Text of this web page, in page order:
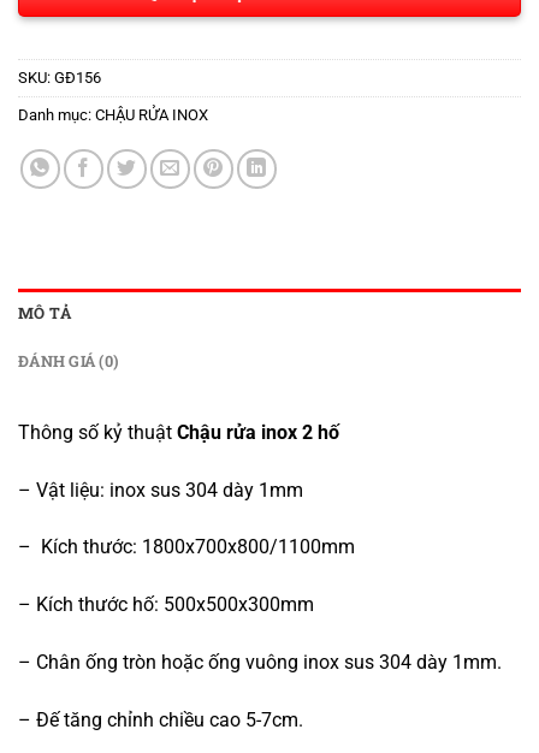
SKU: GĐ156
Danh mục: CHẬU RỬA INOX
MÔ TẢ
ĐÁNH GIÁ (0)
Thông số kỷ thuật Chậu rửa inox 2 hố
– Vật liệu: inox sus 304 dày 1mm
– Kích thước: 1800x700x800/1100mm
– Kích thước hố: 500x500x300mm
– Chân ống tròn hoặc ống vuông inox sus 304 dày 1mm.
– Đế tăng chỉnh chiều cao 5-7cm.